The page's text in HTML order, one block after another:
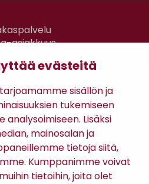
evästeitä
sisällön ja
tukemiseen
Lisäksi
mainosalan ja
tietoja siitä,
Kumppanimme voivat
tietoihin, joita olet
asiakkuus
Ratsula Café